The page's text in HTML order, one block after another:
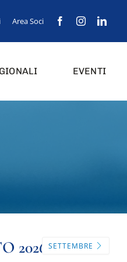
Area Soci
EVENTI
2026 SETTEMBRE